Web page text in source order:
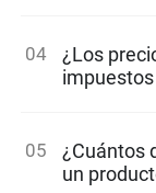
04
¿Los
05
¿Cuántos
un